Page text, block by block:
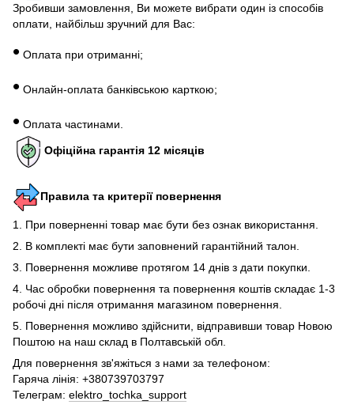
Зробивши замовлення, Ви можете вибрати один із способів
оплати, найбільш зручний для Вас:
• Оплата при отриманні;
• Онлайн-оплата банківською карткою;
• Оплата частинами.
Офіційна гарантія 12 місяців
Правила та критерії повернення
1. При поверненні товар має бути без ознак використання.
2. В комплекті має бути заповнений гарантійний талон.
3. Повернення можливе протягом 14 днів з дати покупки.
4. Час обробки повернення та повернення коштів складає 1-3
робочі дні після отримання магазином повернення.
5. Повернення можливо здійснити, відправивши товар Новою
Поштою на наш склад в Полтавській обл.
Для повернення зв'яжіться з нами за телефоном:
Гаряча лінія: +380739703797
Телеграм: elektro_tochka_support